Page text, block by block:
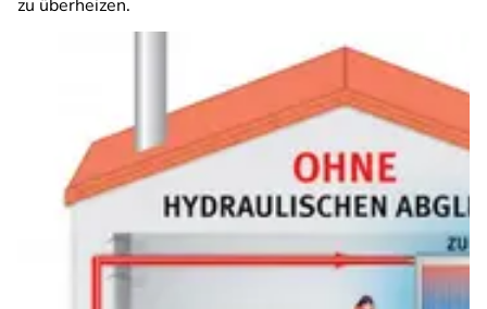
zu überheizen.